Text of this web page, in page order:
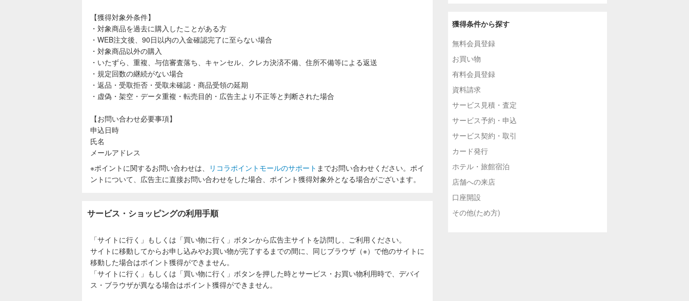
【獲得対象外条件】
・対象商品を過去に購入したことがある方
・WEB注文後、90日以内の入金確認完了に至らない場合
・対象商品以外の購入
・いたずら、重複、与信審査落ち、キャンセル、クレカ決済不備、住所不備等による返送
・規定回数の継続がない場合
・返品・受取拒否・受取未確認・商品受領の延期
・虚偽・架空・データ重複・転売目的・広告主より不正等と判断された場合
【お問い合わせ必要事項】
申込日時
氏名
メールアドレス
※ポイントに関するお問い合わせは、
リコラポイントモールのサポート までお問い合わせください。ポイ
ントについて、広告主に直接お問い合わせをした場合、ポイント獲得対象外となる場合がございます。
サービス・ショッピングの利用手順
「サイトに行く」もしくは「買い物に行く」ボタンから広告主サイトを訪問し、ご利用ください。
サイトに移動してからお申し込みやお買い物が完了するまでの間に、同じブラウザ（※）で他のサイトに
移動した場合はポイント獲得ができません。
「サイトに行く」もしくは「買い物に行く」ボタンを押した時とサービス・お買い物利用時で、デバイ
ス・ブラウザが異なる場合はポイント獲得ができません。
獲得条件から探す
無料会員登録
お買い物
有料会員登録
資料請求
サービス見積・査定
サービス予約・申込
サービス契約・取引
カード発行
ホテル・旅館宿泊
店舗への来店
口座開設
その他(ため方)